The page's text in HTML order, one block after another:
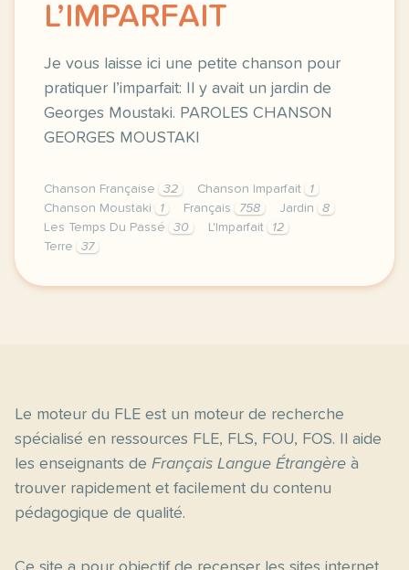
L’IMPARFAIT
Je vous laisse ici une petite chanson pour
pratiquer l’imparfait: Il y avait un jardin de
Georges Moustaki. PAROLES CHANSON
GEORGES MOUSTAKI
Chanson Française 32 Chanson Imparfait
1
Chanson Moustaki
1 Français 758 Jardin
8
Les Temps Du Passé
30 L'Imparfait
12
Terre
37
image http www vinyculture comje vous laisse ici
Le moteur du FLE est un moteur de recherche
spécialisé en ressources FLE, FLS, FOU, FOS. Il aide
les enseignants de Français Langue Étrangère à
trouver rapidement et facilement du contenu
pédagogique de qualité.